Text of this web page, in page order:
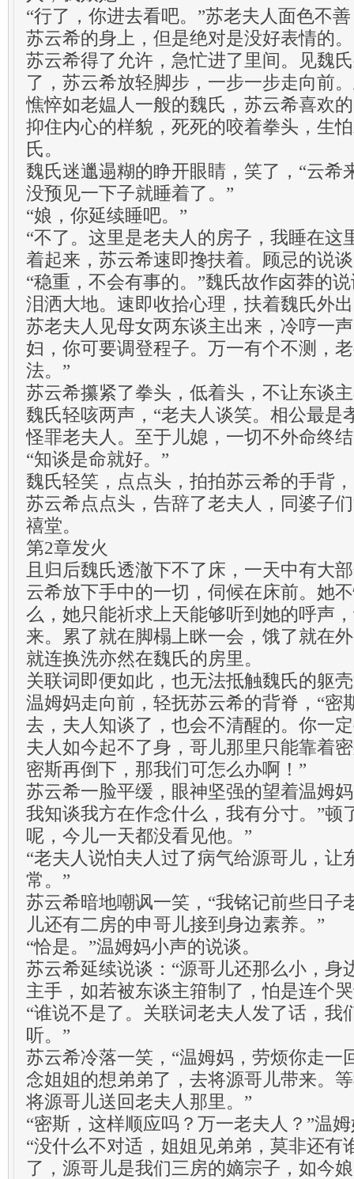
“行了，你进去看吧。”苏老夫人面色不
苏云希的身上，但是绝对是没好表情的。
苏云希得了允许，急忙进了里间。见魏
了，苏云希放轻脚步，一步一步走向前
憔悴如老媪人一般的魏氏，苏云希喜欢
抑住内心的样貌，死死的咬着拳头，生
氏。
魏氏迷邋遢糊的睁开眼睛，笑了，“云希
没预见一下子就睡着了。”
“娘，你延续睡吧。”
“不了。这里是老夫人的房子，我睡在这
着起来，苏云希速即搀扶着。顾忌的说
“稳重，不会有事的。”魏氏故作卤莽的
泪洒大地。速即收拾心理，扶着魏氏外
苏老夫人见母女两东谈主出来，冷哼一
妇，你可要调登程子。万一有个不测，
法。”
苏云希攥紧了拳头，低着头，不让东谈
魏氏轻咳两声，“老夫人谈笑。相公最是
怪罪老夫人。至于儿媳，一切不外命终
“知谈是命就好。”
魏氏轻笑，点点头，拍拍苏云希的手背
苏云希点点头，告辞了老夫人，同婆子
禧堂。
第2章发火
且归后魏氏透澈下不了床，一天中有大
云希放下手中的一切，伺候在床前。她
么，她只能祈求上天能够听到她的呼声
来。累了就在脚榻上眯一会，饿了就在
就连换洗亦然在魏氏的房里。
关联词即便如此，也无法抵触魏氏的躯
温姆妈走向前，轻抚苏云希的背脊，“密
去，夫人知谈了，也会不清醒的。你一
夫人如今起不了身，哥儿那里只能靠着
密斯再倒下，那我们可怎么办啊！”
苏云希一脸平缓，眼神坚强的望着温姆
我知谈我方在作念什么，我有分寸。”顿
呢，今儿一天都没看见他。”
“老夫人说怕夫人过了病气给源哥儿，让
常。”
苏云希暗地嘲讽一笑，“我铭记前些日子
儿还有二房的申哥儿接到身边素养。”
“恰是。”温姆妈小声的说谈。
苏云希延续说谈：“源哥儿还那么小，身
主手，如若被东谈主箝制了，怕是连个
“谁说不是了。关联词老夫人发了话，我
听。”
苏云希冷落一笑，“温姆妈，劳烦你走一
念姐姐的想弟弟了，去将源哥儿带来。
将源哥儿送回老夫人那里。”
“密斯，这样顺应吗？万一老夫人？”温
“没什么不对适，姐姐见弟弟，莫非还有
了，源哥儿是我们三房的嫡宗子，如今